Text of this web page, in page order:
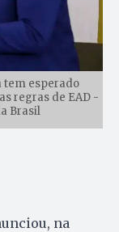
tem esperado
regras de EAD -
Brasil
na